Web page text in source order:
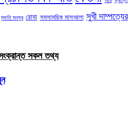
মুফতি মনসুর রোযা সমসাময়িক মাসআলা সুখী দাম্পত্যের
সংক্রান্ত সকল তথ্য